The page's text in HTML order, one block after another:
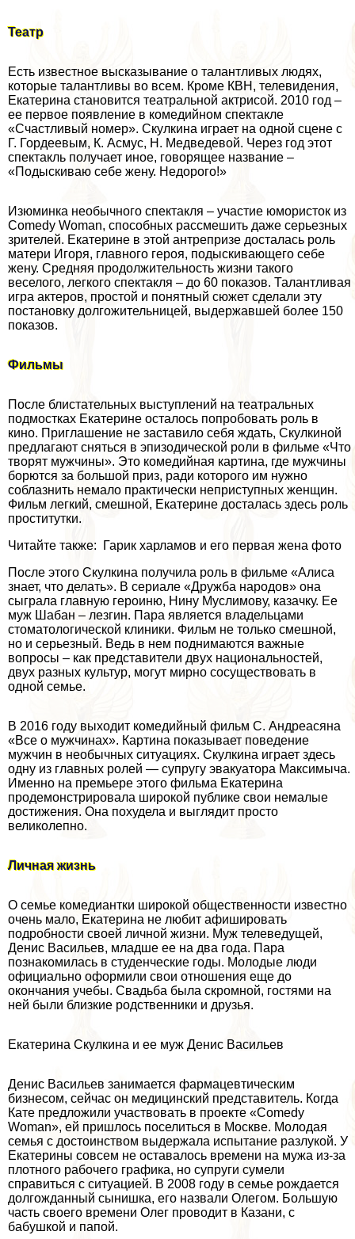
Театр
Есть известное высказывание о талантливых людях,
которые талантливы во всем. Кроме КВН, телевидения,
Екатерина становится театральной актрисой. 2010 год –
ее первое появление в комедийном спектакле
«Счастливый номер». Скулкина играет на одной сцене с
Г. Гордеевым, К. Асмус, Н. Медведевой. Через год этот
спектакль получает иное, говорящее название –
«Подыскиваю себе жену. Недорого!»
Изюминка необычного спектакля – участие юмористок из
Comedy Woman, способных рассмешить даже серьезных
зрителей. Екатерине в этой антрепризе досталась роль
матери Игоря, главного героя, подыскивающего себе
жену. Средняя продолжительность жизни такого
веселого, легкого спектакля – до 60 показов. Талантливая
игра актеров, простой и понятный сюжет сделали эту
постановку долгожительницей, выдержавшей более 150
показов.
Фильмы
После блистательных выступлений на театральных
подмостках Екатерине осталось попробовать роль в
кино. Приглашение не заставило себя ждать, Скулкиной
предлагают сняться в эпизодической роли в фильме «Что
творят мужчины». Это комедийная картина, где мужчины
борются за большой приз, ради которого им нужно
coблaзнить немало пpaктически неприступных женщин.
Фильм легкий, смешной, Екатерине досталась здесь роль
пpocтитутки.
Читайте также: Гарик харламов и его первая жена фото
После этого Скулкина получила роль в фильме «Алиса
знает, что делать». В сериале «Дружба народов» она
сыграла главную героиню, Нину Муслимову, казачку. Ее
муж Шабан – лезгин. Пара является владельцами
стоматологической клиники. Фильм не только смешной,
но и серьезный. Ведь в нем поднимаются важные
вопросы – как представители двух национальностей,
двух разных культур, могут мирно сосуществовать в
одной семье.
В 2016 году выходит комедийный фильм С. Андреасяна
«Все о мужчинах». Картина показывает поведение
мужчин в необычных ситуациях. Скулкина играет здесь
одну из главных ролей — супругу эвакуатора Максимыча.
Именно на премьере этого фильма Екатерина
продемонстрировала широкой публике свои немалые
достижения. Она похудела и выглядит просто
великолепно.
Личная жизнь
О семье комедиантки широкой общественности известно
очень мало, Екатерина не любит афишировать
подробности своей личной жизни. Муж телеведущей,
Денис Васильев, младше ее на два года. Пара
познакомилась в студенческие годы. Молодые люди
официально оформили свои отношения еще до
окончания учебы. Свадьба была скромной, гостями на
ней были близкие родственники и друзья.
Екатерина Скулкина и ее муж Денис Васильев
Денис Васильев занимается фармацевтическим
бизнесом, сейчас он медицинский представитель. Когда
Кате предложили участвовать в проекте «Comedy
Woman», ей пришлось поселиться в Москве. Молодая
семья с достоинством выдержала испытание разлукой. У
Екатерины совсем не оставалось времени на мужа из-за
плотного рабочего графика, но супруги сумели
справиться с ситуацией. В 2008 году в семье рождается
долгожданный сынишка, его назвали Олегом. Большую
часть своего времени Олег проводит в Казани, с
бабушкой и папой.